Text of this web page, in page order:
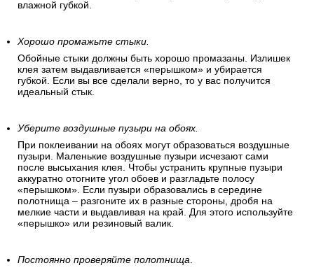
влажной губкой.
Хорошо промажьте стыки.
Обойные стыки должны быть хорошо промазаны. Излишек
клея затем выдавливается «перышком» и убирается
губкой. Если вы все сделали верно, то у вас получится
идеальный стык.
Уберите воздушные пузыри на обоях.
При поклеивании на обоях могут образоваться воздушные
пузыри. Маленькие воздушные пузыри исчезают сами
после высыхания клея. Чтобы устранить крупные пузыри
аккуратно отогните угол обоев и разгладьте полосу
«перышком». Если пузыри образовались в середине
полотнища – разгоните их в разные стороны, дробя на
мелкие части и выдавливая на край. Для этого используйте
«перышко» или резиновый валик.
Постоянно проверяйте полотнища.